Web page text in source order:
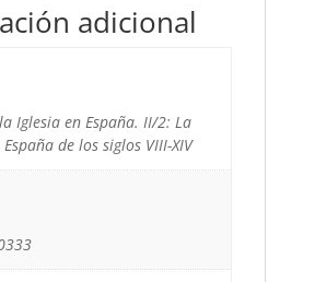
adicional
Iglesia en España. II/2: La
de los siglos VIII-XIV